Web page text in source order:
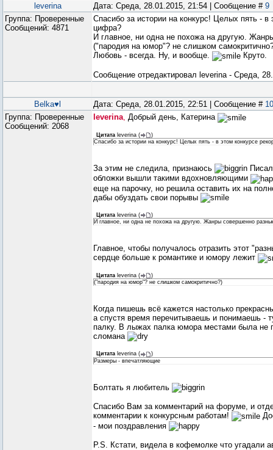
leverina Дата: Среда, 28.01.2015, 21:54 | Сообщение # 9
Группа: Проверенные
Сообщений: 4871
Спасибо за истории на конкурс! Целых пять - в
цифра?
И главное, ни одна не похожа на другую.
("пародия на юмор"? не слишком
Любовь - всегда. Ну, и вообще.
Круто.
Сообщение отредактировал leverina - Среда,
Belka♥l Дата: Среда, 28.01.2015, 22:51 | Сообщение # 10
Группа: Проверенные
Сообщений: 2068
leverina, Добрый день, Катерина
Цитата leverina (
)
Спасибо за истории на конкурс! Целых пять - в этом конкурсе
За этим не следила, признаюсь
обложки вышли такими вдохновляющими
еще на парочку, но решила оставить их на
дабы обуздать свои порывы
Цитата leverina (
)
И главное, ни одна не похожа на другую. Жанры совершенно
Главное, чтобы получалось отразить этот
сердце больше к романтике и юмору лежит
Цитата leverina (
)
("пародия на юмор"? не слишком самокритично?)
Когда пишешь всё кажется настолько
а спустя время перечитываешь и понимаешь -
палку. В лыжах палка юмора местами была не
сломана
Цитата leverina (
)
Размеры - впечатляющие
Болтать я любитель
Спасибо Вам за комментарий на форуме, и
комментарии к конкурсным работам!
- мои поздравления
P.S. Кстати, видела в кофемолке что угадали